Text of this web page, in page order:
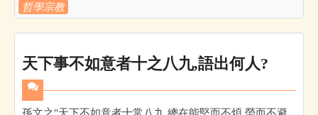
哲學宗教
天下事不如意者十之八九,語出何人?
孫文之"天下不如意者十常八九,總在能堅而不煩,勞而不避,